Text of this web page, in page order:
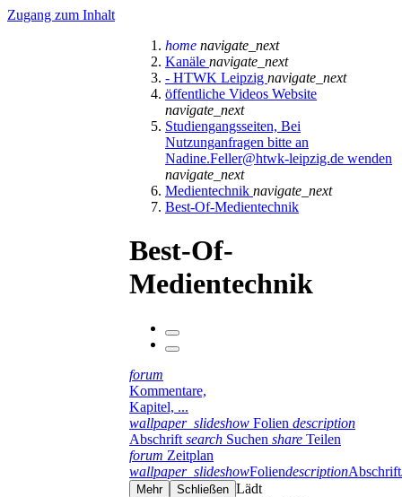
Zugang zum Inhalt
home navigate_next
Kanäle navigate_next
- HTWK Leipzig navigate_next
öffentliche Videos Website
navigate_next
Studiengangsseiten, Bei
Nutzunganfragen bitte an
Nadine.Feller@htwk-leipzig.de wenden
navigate_next
Medientechnik navigate_next
Best-Of-Medientechnik
Best-Of-
Medientechnik
forum
Kommentare,
Kapitel, ...
wallpaper_slideshow Folien description
Abschrift search Suchen share Teilen
forum Zeitplan
wallpaper_slideshowFoliendescriptionAbschrift
Mehr Schließen Lädt